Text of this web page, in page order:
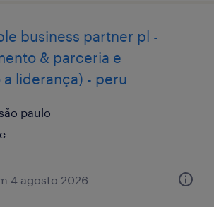
business partner pl -
& parceria e
liderança) - peru
paulo
4 agosto 2026